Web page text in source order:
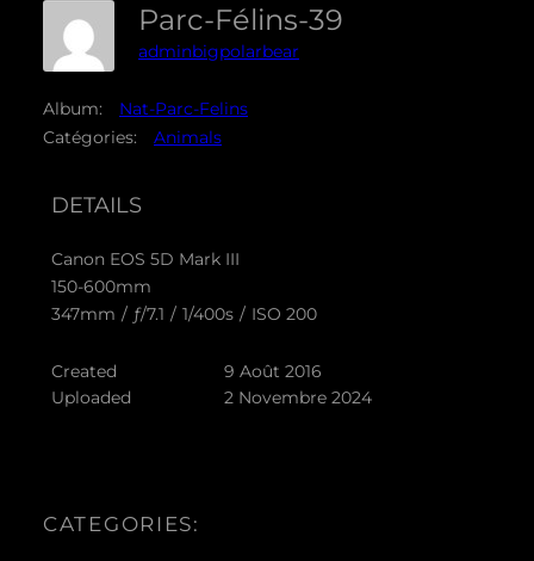
Parc-Félins-39
adminbigpolarbear
Album:
Nat-Parc-Felins
Catégories:
Animals
DETAILS
Canon EOS 5D Mark III
150-600mm
347mm / ƒ/7.1 / 1/400s / ISO 200
Created
9 Août 2016
Uploaded
2 Novembre 2024
CATEGORIES: